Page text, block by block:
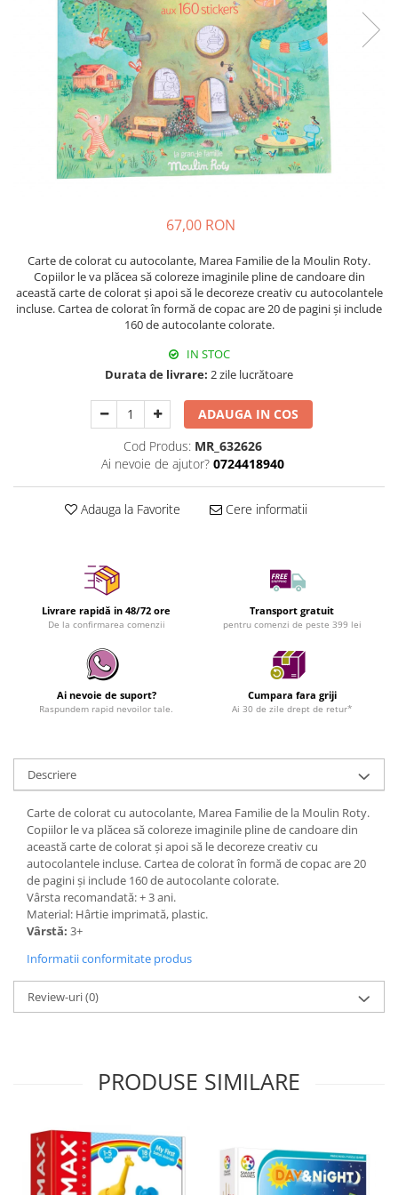
67,00 RON
Carte de colorat cu autocolante, Marea Familie de la Moulin Roty.
Copiilor le va plăcea să coloreze imaginile pline de candoare din
această carte de colorat și apoi să le decoreze creativ cu autocolantele
incluse. Cartea de colorat în formă de copac are 20 de pagini și include
160 de autocolante colorate.
IN STOC
Durata de livrare: 2 zile lucrătoare
ADAUGA IN COS
Cod Produs: MR_632626
Ai nevoie de ajutor? 0724418940
Adauga la Favorite Cere informatii
Livrare rapidă in 48/72 ore
De la confirmarea comenzii
Transport gratuit
pentru comenzi de peste 399 lei
Ai nevoie de suport?
Raspundem rapid nevoilor tale.
Cumpara fara griji
Ai 30 de zile drept de retur*
Descriere
Carte de colorat cu autocolante, Marea Familie de la Moulin Roty.
Copiilor le va plăcea să coloreze imaginile pline de candoare din
această carte de colorat și apoi să le decoreze creativ cu
autocolantele incluse. Cartea de colorat în formă de copac are 20
de pagini și include 160 de autocolante colorate.
Vârsta recomandată: + 3 ani.
Material: Hârtie imprimată, plastic.
Vârstă: 3+
Informatii conformitate produs
Review-uri(0)
PRODUSE SIMILARE